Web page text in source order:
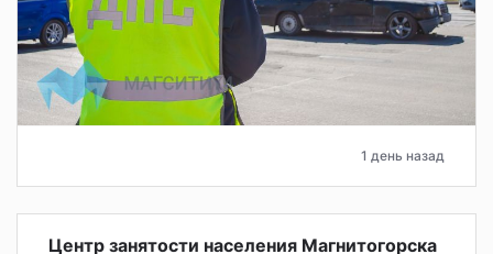
1 день назад
Центр занятости населения Магнитогорска